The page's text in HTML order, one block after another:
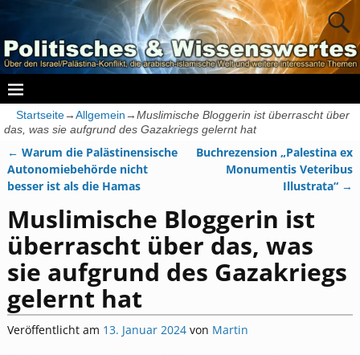
Startseite→Allgemein→Muslimische Bloggerin ist überrascht über
das, was sie aufgrund des Gazakriegs gelernt hat
Artikelnavigation
← Warum die Palästinensische
Autonomiebehörde nicht
besser ist als die Hamas
Buchrezension „Palestina ex
Monumentis Veteribus
Illustrata“ →
Muslimische Bloggerin ist
überrascht über das, was
sie aufgrund des Gazakriegs
gelernt hat
Veröffentlicht am 13. Januar 2024 von Martin